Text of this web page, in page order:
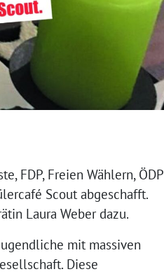
FDP, Freien Wählern, ÖDP
Scout abgeschafft.
Laura Weber dazu.
mit massiven
Diese